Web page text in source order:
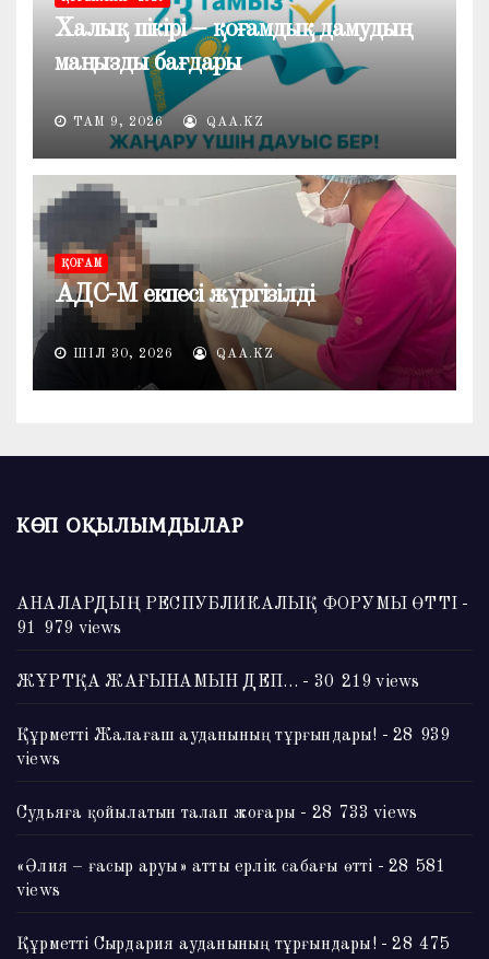
Халық пікірі – қоғамдық дамудың
маңызды бағдары
ТАМ 9, 2026 QAA.KZ
ҚОҒАМ
АДС-М екпесі жүргізілді
ШІЛ 30, 2026 QAA.KZ
КӨП ОҚЫЛЫМДЫЛАР
АНАЛАРДЫҢ РЕСПУБЛИКАЛЫҚ ФОРУМЫ ӨТТІ -
91 979 views
ЖҰРТҚА ЖАҒЫНАМЫН ДЕП… - 30 219 views
Құрметті Жалағаш ауданының тұрғындары! - 28 939
views
Судьяға қойылатын талап жоғары - 28 733 views
«Әлия – ғасыр аруы» атты ерлік сабағы өтті - 28 581
views
Құрметті Сырдария ауданының тұрғындары!- 28 475